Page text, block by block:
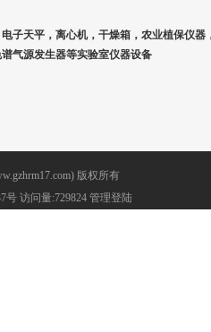
电子天平，离心机，干燥箱，农业植保仪器
气源发生器等实验室仪器设备
版权所有
号 访问量:729824 管理登陆